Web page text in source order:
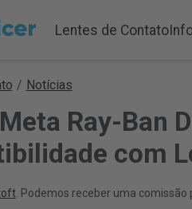
Lentes de Contato
/ Notícias
Ray-Ban
com
. Podemos receber uma comissão